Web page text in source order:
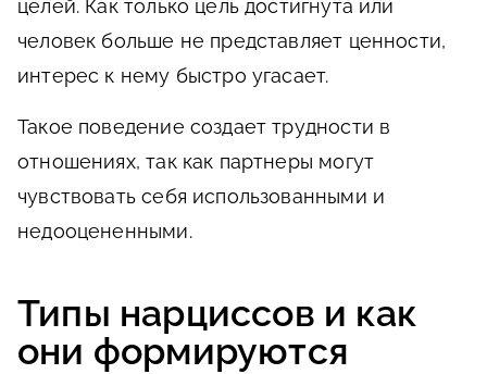
целей. Как только цель достигнута или
человек больше не представляет ценности,
интерес к нему быстро угасает.
Такое поведение создает трудности в
отношениях, так как партнеры могут
чувствовать себя использованными и
недооцененными.
Типы нарциссов и как
они формируются